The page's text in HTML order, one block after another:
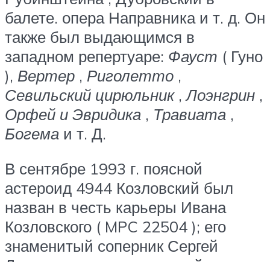
балете. опера Направника и т. д. Он
также был выдающимся в
западном репертуаре: Фауст ( Гуно
), Вертер , Риголетто ,
Севильский цирюльник ,Лоэнгрин ,
Орфей и Эвридика , Травиата ,
Богема и т. Д.
В сентябре 1993 г. поясной
астероид 4944 Козловский был
назван в честь карьеры Ивана
Козловского ( MPC 22504 ); его
знаменитый соперник Сергей